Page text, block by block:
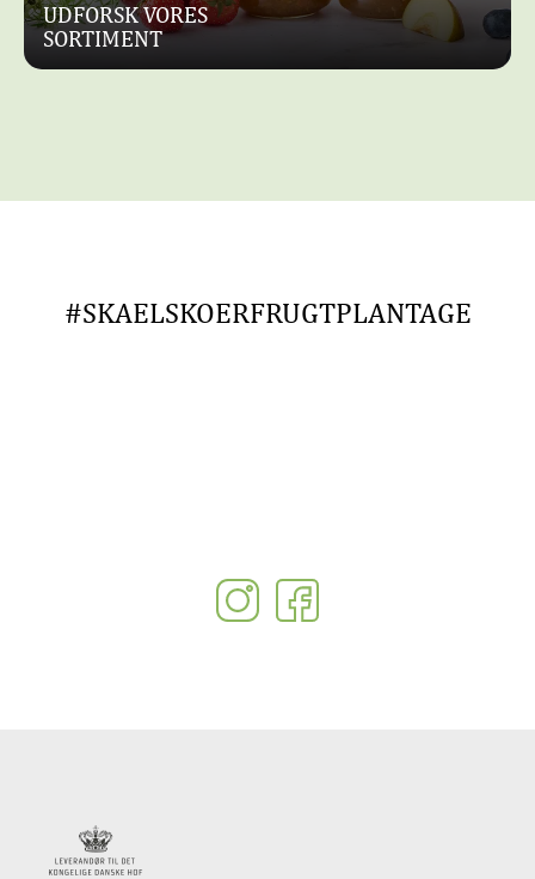
UDFORSK VORES
SORTIMENT
#SKAELSKOERFRUGTPLANTAGE